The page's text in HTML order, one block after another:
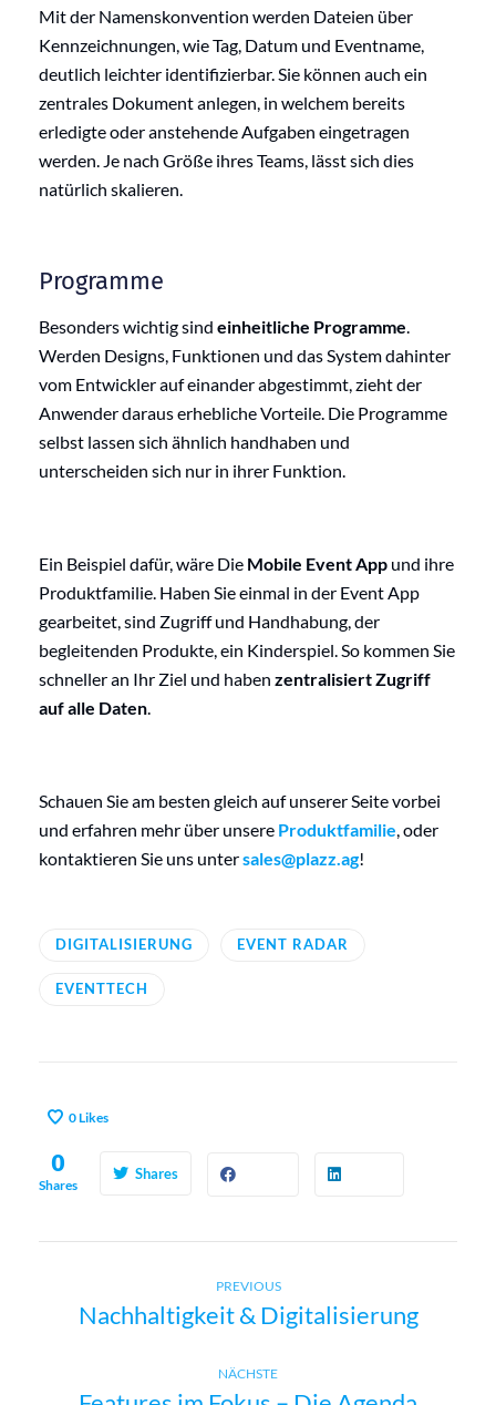
Mit der Namenskonvention werden Dateien über
Kennzeichnungen, wie Tag, Datum und Eventname,
deutlich leichter identifizierbar. Sie können auch ein
zentrales Dokument anlegen, in welchem bereits
erledigte oder anstehende Aufgaben eingetragen
werden. Je nach Größe ihres Teams, lässt sich dies
natürlich skalieren.
Programme
Besonders wichtig sind einheitliche Programme.
Werden Designs, Funktionen und das System dahinter
vom Entwickler auf einander abgestimmt, zieht der
Anwender daraus erhebliche Vorteile. Die Programme
selbst lassen sich ähnlich handhaben und
unterscheiden sich nur in ihrer Funktion.
Ein Beispiel dafür, wäre Die Mobile Event App und ihre
Produktfamilie. Haben Sie einmal in der Event App
gearbeitet, sind Zugriff und Handhabung, der
begleitenden Produkte, ein Kinderspiel. So kommen Sie
schneller an Ihr Ziel und haben zentralisiertZugriff
auf alle Daten.
Schauen Sie am besten gleich auf unserer Seite vorbei
und erfahren mehr über unsere Produktfamilie, oder
kontaktieren Sie uns untersales@plazz.ag!
DIGITALISIERUNG EVENT RADAR
EVENTTECH
0Likes
0
Shares
Shares
PREVIOUSPrevious
post:
Nachhaltigkeit & Digitalisierung
NÄCHSTENext
post: